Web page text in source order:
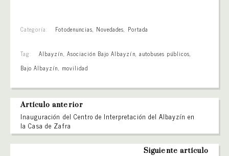
Categoría: Fotodenuncias, Novedades, Portada
Tag: Albayzín, Asociación Bajo Albayzín, autobuses públicos,
Bajo Albayzín, movilidad
Artículo anterior
Inauguración del Centro de Interpretación del Albayzín en
la Casa de Zafra
Siguiente artículo